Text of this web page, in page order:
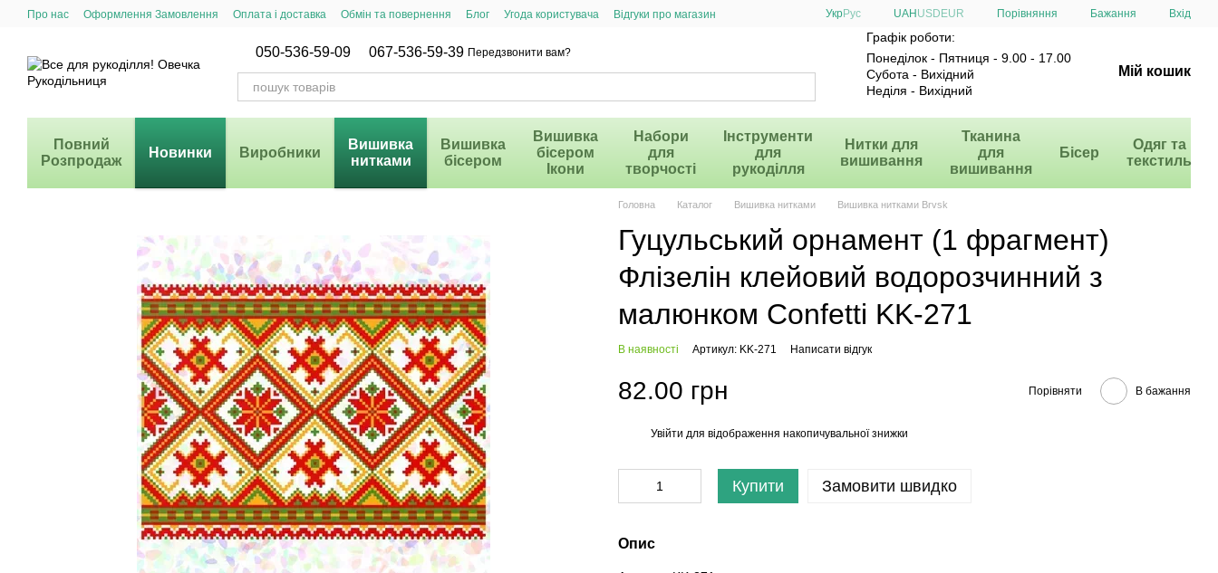
Перейти до основного контенту
Про нас Оформлення Замовлення Оплата і доставка Обмін та повернення Блог Угода користувача
Відгуки про магазин
УкрРус UAH USD EUR Порівняння Бажання Вхід
050-536-59-09 067-536-59-39 Передзвонити вам?
Графік роботи:
Понеділок - Пятниця - 9.00 - 17.00
Субота - Вихідний
Неділя - Вихідний
Мій кошик
Повний
Розпродаж
Новинки Виробники
Вишивка
нитками
Вишивка
бісером
Вишивка
бісером
Ікони
Набори
для
творчості
Інструменти
для
рукоділля
Нитки для
вишивання
Тканина
для
вишивання
Бісер
Одяг та
текстиль
Головна Каталог Вишивка нитками Вишивка нитками Brvsk
Гуцульський орнамент (1 фрагмент)
Флізелін клейовий водорозчинний з
малюнком Confetti KK-271
В наявності Артикул: KK-271 Написати відгук
82.00 грн Порівняти В бажання
Увійти для відображення накопичувальної знижки
Купити Замовити швидко
Опис